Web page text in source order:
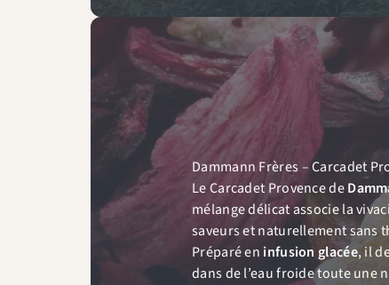
Dammann Frères – Carcadet
Le Carcadet Provence de
mélange délicat associe la
saveurs et naturellement sans
Préparé en infusion glacée, il
dans de l’eau froide toute